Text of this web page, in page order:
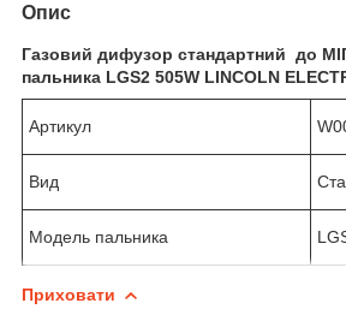
Опис
Газовий дифузор стандартний до
пальника LGS2 505W LINCOLN
Артикул
Вид
Модель пальника
Приховати